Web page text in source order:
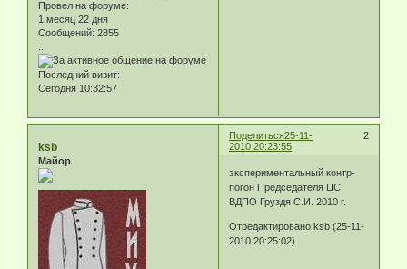
Провел на форуме:
1 месяц 22 дня
Сообщений: 2855
.:
Последний визит:
Сегодня 10:32:57
Поделиться 2
25-11-
2010 20:23:55
ksb
Майор
экспериментальный контр-
погон Председателя ЦС
ВДПО Груздя С.И. 2010 г.
Отредактировано ksb (25-11-
2010 20:25:02)